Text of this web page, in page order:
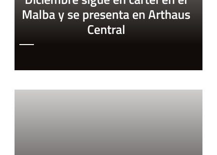
Malba y se presenta en Arthaus
Central